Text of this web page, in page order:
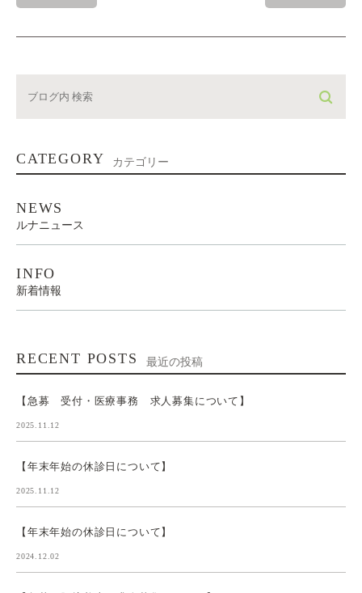
CATEGORY カテゴリー
NEWS
ルナニュース
INFO
新着情報
RECENT POSTS 最近の投稿
【急募 受付・医療事務 求人募集について】
2025.11.12
【年末年始の休診日について】
2025.11.12
【年末年始の休診日について】
2024.12.02